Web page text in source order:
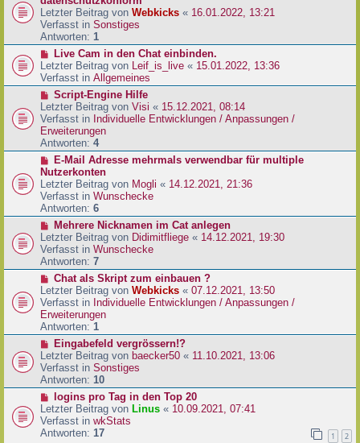
g
B
e
i
t
a
g
u
e
r
B
e
i
t
a
g
Letzter Beitrag von Webkicks « 16.01.2022, 13:21
Verfasst in Sonstiges
Antworten: 1
N
e
u
e
r
B
e
i
t
a
g
Live Cam in den Chat einbinden.
Letzter Beitrag von Leif_is_live « 15.01.2022, 13:36
Verfasst in Allgemeines
N
e
u
e
r
B
e
i
t
r
a
g
Script-Engine Hilfe
Letzter Beitrag von Visi « 15.12.2021, 08:14
Verfasst in Individuelle Entwicklungen / Anpassungen /
Erweiterungen
Antworten: 4
N
e
u
e
r
B
e
i
t
r
a
g
E-Mail Adresse mehrmals verwendbar für multiple
Nutzerkonten
Letzter Beitrag von Mogli « 14.12.2021, 21:36
Verfasst in Wunschecke
Antworten: 6
N
e
u
e
r
B
e
i
t
r
a
g
Mehrere Nicknamen im Cat anlegen
Letzter Beitrag von Didimitfliege « 14.12.2021, 19:30
Verfasst in Wunschecke
Antworten: 7
N
e
u
e
r
B
e
i
t
r
a
g
Chat als Skript zum einbauen ?
Letzter Beitrag von Webkicks « 07.12.2021, 13:50
Verfasst in Individuelle Entwicklungen / Anpassungen /
Erweiterungen
Antworten: 1
N
e
u
e
r
B
e
i
t
Eingabefeld vergrössern!?
Letzter Beitrag von baecker50 « 11.10.2021, 13:06
Verfasst in Sonstiges
Antworten: 10
N
e
u
e
logins pro Tag in den Top 20
Letzter Beitrag von Linus « 10.09.2021, 07:41
Verfasst in wkStats
Antworten: 17 1 2